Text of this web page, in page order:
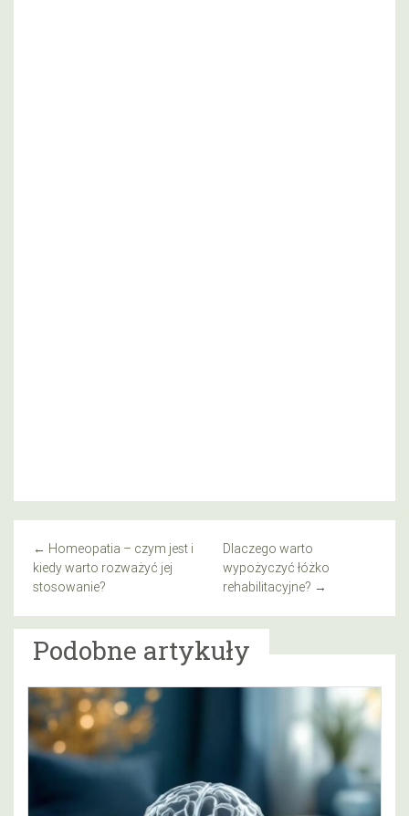
← Homeopatia – czym jest i
kiedy warto rozważyć jej
stosowanie?
Dlaczego warto
wypożyczyć łóżko
rehabilitacyjne? →
Podobne artykuły